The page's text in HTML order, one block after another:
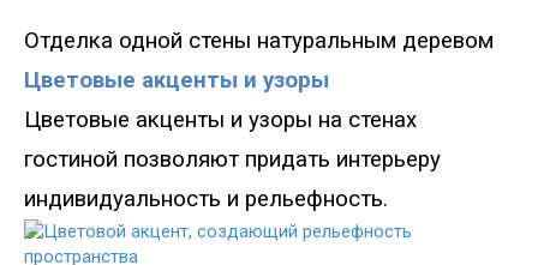
Отделка одной стены натуральным деревом
Цветовые акценты и узоры
Цветовые акценты и узоры на стенах
гостиной позволяют придать интерьеру
индивидуальность и рельефность.